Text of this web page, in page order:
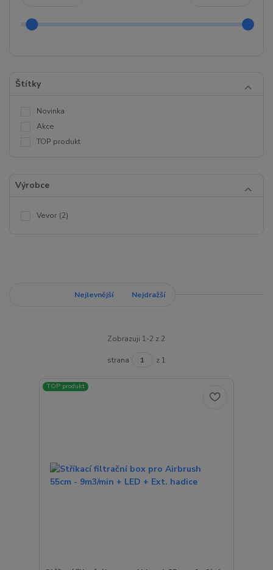
Štítky
Novinka
Akce
TOP produkt
Výrobce
Vevor (2)
Nejlevnější Nejdražší
Zobrazuji 1-2 z 2
strana z 1
TOP produkt